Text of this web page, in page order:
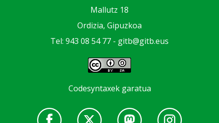
Mallutz 18
Ordizia, Gipuzkoa
Tel: 943 08 54 77 - gitb@gitb.eus
Codesyntaxek garatua